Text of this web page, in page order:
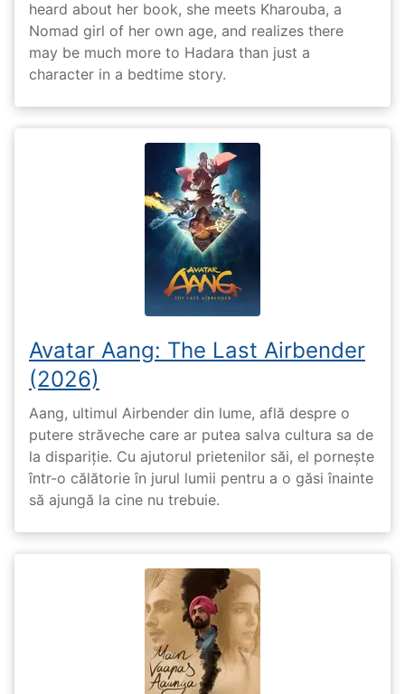
heard about her book, she meets Kharouba, a
Nomad girl of her own age, and realizes there
may be much more to Hadara than just a
character in a bedtime story.
Avatar Aang: The Last Airbender
(2026)
Aang, ultimul Airbender din lume, află despre o
putere străveche care ar putea salva cultura sa de
la dispariție. Cu ajutorul prietenilor săi, el pornește
într-o călătorie în jurul lumii pentru a o găsi înainte
să ajungă la cine nu trebuie.